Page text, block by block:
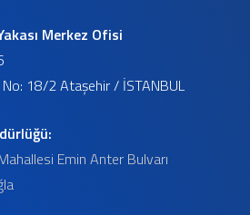
Merkez Ofisi
18/2 Ataşehir / İSTANBUL
Emin Anter Bulvarı